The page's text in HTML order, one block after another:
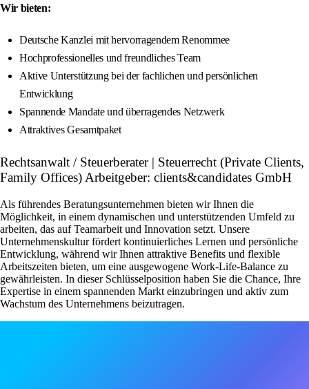
Wir bieten:
Deutsche Kanzlei mit hervorragendem Renommee
Hochprofessionelles und freundliches Team
Aktive Unterstützung bei der fachlichen und persönlichen
Entwicklung
Spannende Mandate und überragendes Netzwerk
Attraktives Gesamtpaket
Rechtsanwalt / Steuerberater | Steuerrecht (Private Clients,
Family Offices) Arbeitgeber: clients&candidates GmbH
Als führendes Beratungsunternehmen bieten wir Ihnen die
Möglichkeit, in einem dynamischen und unterstützenden Umfeld zu
arbeiten, das auf Teamarbeit und Innovation setzt. Unsere
Unternehmenskultur fördert kontinuierliches Lernen und persönliche
Entwicklung, während wir Ihnen attraktive Benefits und flexible
Arbeitszeiten bieten, um eine ausgewogene Work-Life-Balance zu
gewährleisten. In dieser Schlüsselposition haben Sie die Chance, Ihre
Expertise in einem spannenden Markt einzubringen und aktiv zum
Wachstum des Unternehmens beizutragen.